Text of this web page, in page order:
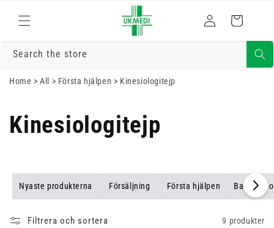
innehåll
in
Varukorg
Search the store
Home >All > Första hjälpen > Kinesiologitejp
Kinesiologitejp
Nyaste produkterna Försäljning Första hjälpen Bandage
Filtrera och sortera 9 produkter